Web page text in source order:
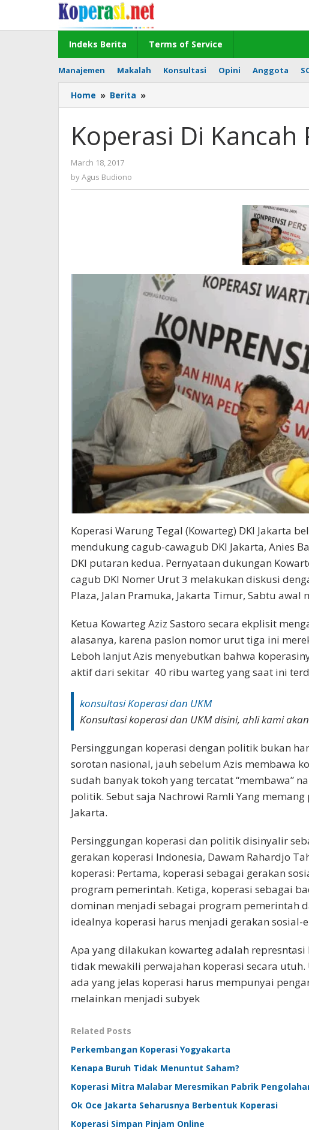
content
Indeks Berita Terms of Service
Manajemen Makalah Konsultasi Opini Anggota
Home » Berita »
Di
Pilkada
DKI
Koperasi Di Kancah
March 18, 2017
byAgus Budiono
Koperasi Warung Tegal (Kowarteg) DKI Jakarta
mendukung cagub-cawagub DKI Jakarta, Anies
DKI putaran kedua. Pernyataan dukungan
cagub DKI Nomer Urut 3 melakukan diskusi
Plaza, Jalan Pramuka, Jakarta Timur, Sabtu awal
Ketua Kowarteg Aziz Sastoro secara ekplisit
alasanya, karena paslon nomor urut tiga ini
Leboh lanjut Azis menyebutkan bahwa
aktif dari sekitar 40 ribu warteg yang saat ini
konsultasi Koperasi dan UKM
Konsultasi koperasi dan UKM disini, ahli kami
Persinggungan koperasi dengan politik bukan
sorotan nasional, jauh sebelum Azis membawa
sudah banyak tokoh yang tercatat “membawa”
politik. Sebut saja Nachrowi Ramli Yang
Jakarta.
Persinggungan koperasi dan politik disinyalir
gerakan koperasi Indonesia, Dawam Rahardjo
koperasi: Pertama, koperasi sebagai gerakan
program pemerintah. Ketiga, koperasi sebagai
dominan menjadi sebagai program pemerintah
idealnya koperasi harus menjadi gerakan sosial-
Apa yang dilakukan kowarteg adalah
tidak mewakili perwajahan koperasi secara
ada yang jelas koperasi harus mempunyai
melainkan menjadi subyek
Related Posts
Perkembangan Koperasi Yogyakarta
Kenapa Buruh Tidak Menuntut Saham?
Koperasi Mitra Malabar Meresmikan Pabrik
Ok Oce Jakarta Seharusnya Berbentuk Koperasi
Koperasi Simpan Pinjam Online